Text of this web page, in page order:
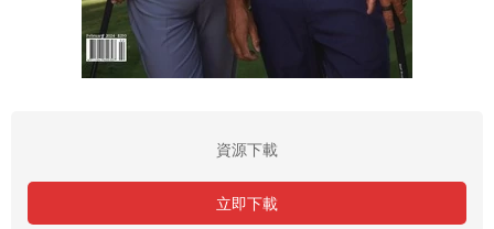
資源下載
立即下載